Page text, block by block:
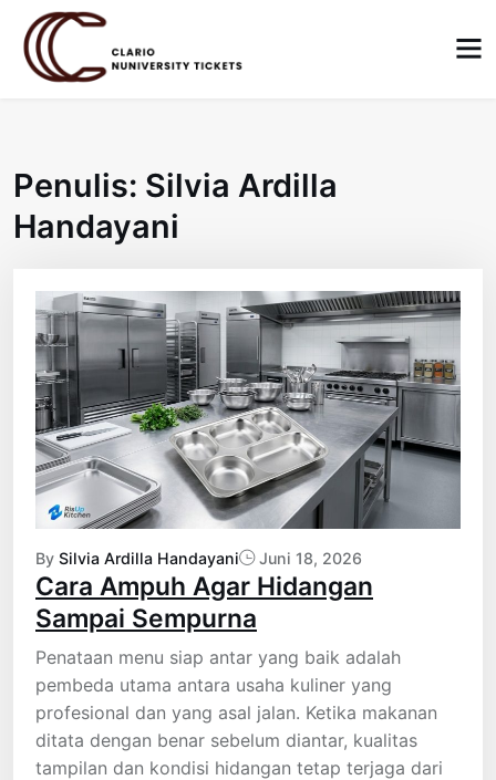
content
Penulis: Silvia Ardilla
Handayani
By Silvia Ardilla Handayani Juni 18, 2026
Cara Ampuh Agar Hidangan
Sampai Sempurna
Penataan menu siap antar yang baik adalah
pembeda utama antara usaha kuliner yang
profesional dan yang asal jalan. Ketika makanan
ditata dengan benar sebelum diantar, kualitas
tampilan dan kondisi hidangan tetap terjaga dari